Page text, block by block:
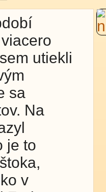
utiekli
sa
Na
je to
v